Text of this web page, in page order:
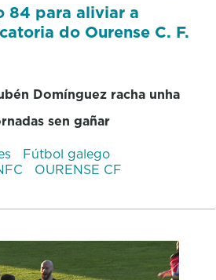
84 para aliviar a
do Ourense C. F.
Domínguez racha unha
sen gañar
Fútbol galego
OURENSE CF